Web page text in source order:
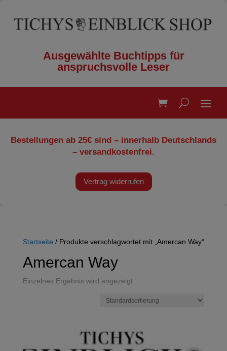
Ausgewählte Buchtipps für
anspruchsvolle Leser
Bestellungen ab 25€ sind – innerhalb Deutschlands
– versandkostenfrei.
Vertrag widerrufen
Startseite / Produkte verschlagwortet mit „Amercan Way“
Amercan Way
Einzelnes Ergebnis wird angezeigt